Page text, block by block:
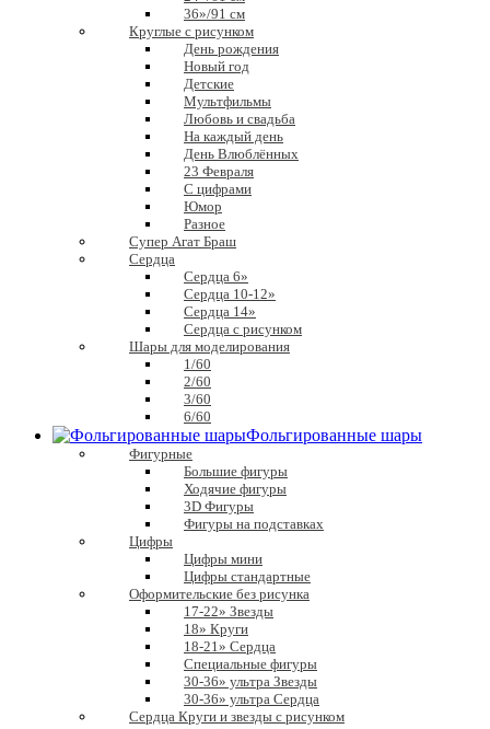
36»/91 см
Круглые с рисунком
День рождения
Новый год
Детские
Мультфильмы
Любовь и свадьба
На каждый день
День Влюблённых
23 Февраля
С цифрами
Юмор
Разное
Супер Агат Браш
Сердца
Сердца 6»
Сердца 10-12»
Сердца 14»
Сердца с рисунком
Шары для моделирования
1/60
2/60
3/60
6/60
Фольгированные шары
Фигурные
Большие фигуры
Ходячие фигуры
3D Фигуры
Фигуры на подставках
Цифры
Цифры мини
Цифры стандартные
Оформительские без рисунка
17-22» Звезды
18» Круги
18-21» Сердца
Специальные фигуры
30-36» ультра Звезды
30-36» ультра Сердца
Сердца Круги и звезды с рисунком